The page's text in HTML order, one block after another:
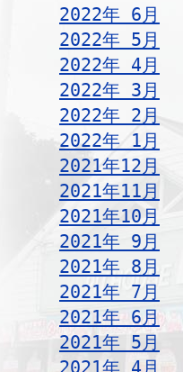
2022年 6月
2022年 5月
2022年 4月
2022年 3月
2022年 2月
2022年 1月
2021年12月
2021年11月
2021年10月
2021年 9月
2021年 8月
2021年 7月
2021年 6月
2021年 5月
2021年 4月